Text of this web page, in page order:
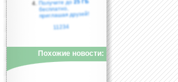
Получите до25 ГБ
бесплатно,
приглашая друзей!
11234
Похожие новости: